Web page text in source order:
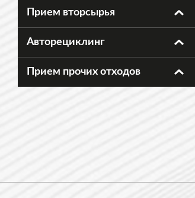
Прием вторсырья
Авторециклинг
Прием прочих отходов